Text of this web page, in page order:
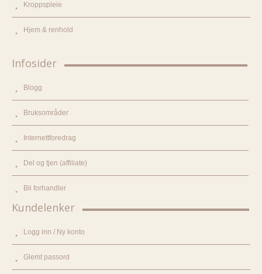
Kroppspleie
Hjem & renhold
Infosider
Blogg
Bruksområder
Internettforedrag
Del og tjen (affiliate)
Bli forhandler
Kundelenker
Logg inn / Ny konto
Glemt passord